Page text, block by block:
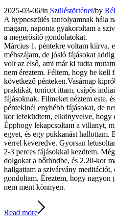
2025-03-06/in Szüléstörténet/by
A hypnoszülés tanfolyamnak hála
magam, naponta gyakoroltam a
a megerősítő gondolatokat.
Március 1. péntekre voltam kiírva,
méhszájam, de jósló fájásokat
volt az első, ami már ki tudta
nem éreztem. Féltem, hogy be kell
következő pénteken.Vasárnap
praktikát, tonicot ittam, csípős
fájásoknak. Filmeket néztem este.
péntekinél enyhébb fájásokat, de
kor lefeküdtem, elkönyvelve, hogy
Épphogy lekapcsoltam a villanyt,
egyet, és egy pukkanást hallottam.
vérrel keveredve. Gyorsan
2-3 perces fájásokkal kezdtem.
dolgokat a bőröndbe, és 2.20-kor
hallgattam a szivárvány
gondoltam. Éreztem, hogy nagyon
nem ment könnyen.
Read more